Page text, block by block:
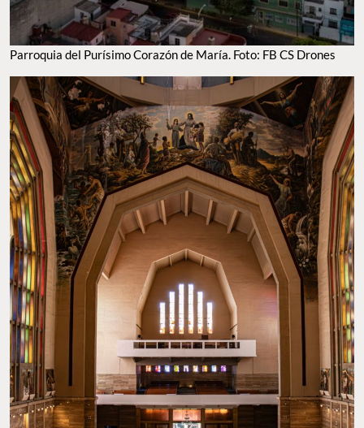
Parroquia del Purísimo Corazón de María. Foto: FB CS Drones